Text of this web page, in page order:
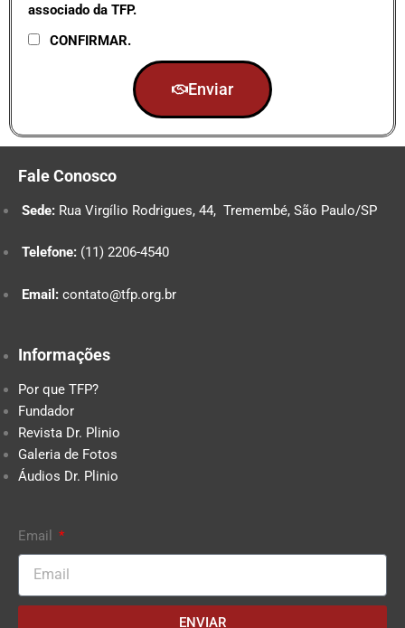
associado da TFP.
CONFIRMAR.
Enviar
Fale Conosco
Sede: Rua Virgílio Rodrigues, 44, Tremembé, São Paulo/SP
Telefone: (11) 2206-4540
Email: contato@tfp.org.br
Informações
Por que TFP?
Fundador
Revista Dr. Plinio
Galeria de Fotos
Áudios Dr. Plinio
Email
ENVIAR